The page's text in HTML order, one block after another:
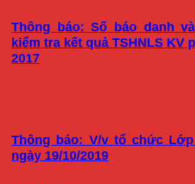
Thông báo: Số báo danh
kiểm tra kết quả TSHNLS KV
2017
Thông báo: V/v tổ chức
ngày 19/10/2019